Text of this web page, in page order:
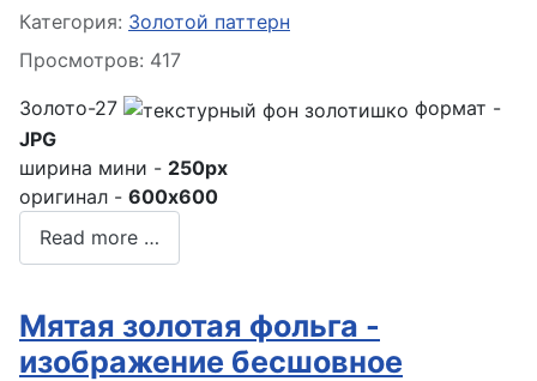
Информация о материале
Категория: Золотой паттерн
Просмотров: 417
Золото-27
формат -
JPG
ширина мини - 250px
оригинал - 600x600
Read more …
Мятая золотая фольга -
изображение бесшовное